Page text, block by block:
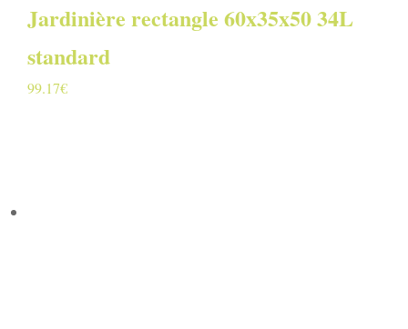
Jardinière rectangle 60x35x50 34L
standard
99.17€